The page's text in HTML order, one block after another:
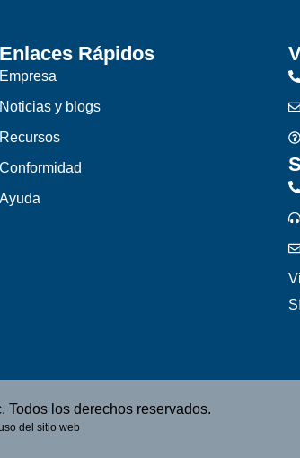
Enlaces Rápidos
Empresa
Noticias y blogs
Recursos
Conformidad
Ayuda
los derechos reservados.
del sitio web